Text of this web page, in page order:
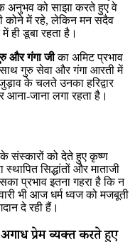
अनुभव को साझा करते हुए वे
कोने में रहे, लेकिन मन सदैव
ही डूबा रहता है।
और गंगा जीका अमिट प्रभाव
गुरु सेवा और गंगा आरती में
के चलते उनका हरिद्वार
आना-जाना लगा रहता है।
संस्कारों को देते हुए कृष्ण
स्थापित सिद्धांतों और माताजी
प्रभाव इतना गहरा है कि न
भी आज धर्म ध्वज को मजबूती
दे रही हैं।
प्रेम व्यक्त करते हुए